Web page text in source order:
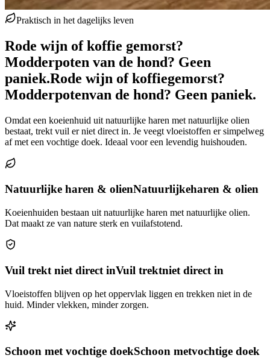
Praktisch in het dagelijks leven
Rode wijn of koffie gemorst?
Modderpoten van de hond? Geen
paniek.Rode wijn of koffiegemorst?
Modderpotenvan de hond? Geen paniek.
Omdat een koeienhuid uit natuurlijke haren met natuurlijke olien
bestaat, trekt vuil er niet direct in. Je veegt vloeistoffen er simpelweg
af met een vochtige doek. Ideaal voor een levendig huishouden.
Natuurlijke haren & olienNatuurlijkeharen & olien
Koeienhuiden bestaan uit natuurlijke haren met natuurlijke olien.
Dat maakt ze van nature sterk en vuilafstotend.
Vuil trekt niet direct inVuil trektniet direct in
Vloeistoffen blijven op het oppervlak liggen en trekken niet in de
huid. Minder vlekken, minder zorgen.
Schoon met vochtige doekSchoon metvochtige doek